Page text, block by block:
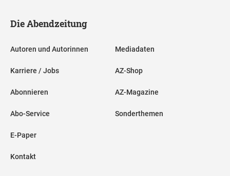
Die Abendzeitung
Autoren und Autorinnen
Karriere / Jobs
Abonnieren
Abo-Service
E-Paper
Kontakt
Mediadaten
AZ-Shop
AZ-Magazine
Sonderthemen